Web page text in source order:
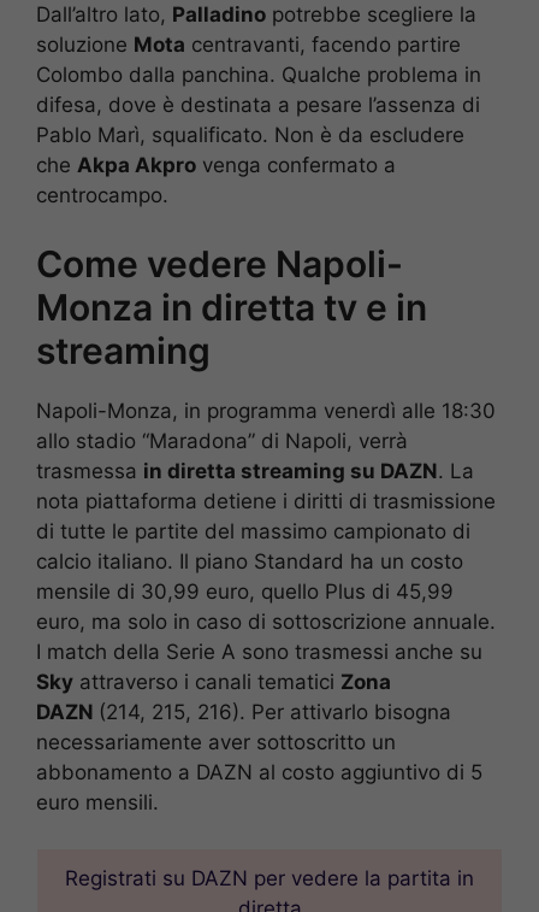
Dall’altro lato, Palladino potrebbe scegliere la
soluzione Mota centravanti, facendo partire
Colombo dalla panchina. Qualche problema in
difesa, dove è destinata a pesare l’assenza di
Pablo Marì, squalificato. Non è da escludere
che Akpa Akpro venga confermato a
centrocampo.
Come vedere Napoli-
Monza in diretta tv e in
streaming
Napoli-Monza, in programma venerdì alle 18:30
allo stadio “Maradona” di Napoli, verrà
trasmessa in diretta streaming su DAZN. La
nota piattaforma detiene i diritti di trasmissione
di tutte le partite del massimo campionato di
calcio italiano. Il piano Standard ha un costo
mensile di 30,99 euro, quello Plus di 45,99
euro, ma solo in caso di sottoscrizione annuale.
I match della Serie A sono trasmessi anche su
Sky attraverso i canali tematici Zona
DAZN (214, 215, 216). Per attivarlo bisogna
necessariamente aver sottoscritto un
abbonamento a DAZN al costo aggiuntivo di 5
euro mensili.
Registrati su DAZN per vedere la partita in